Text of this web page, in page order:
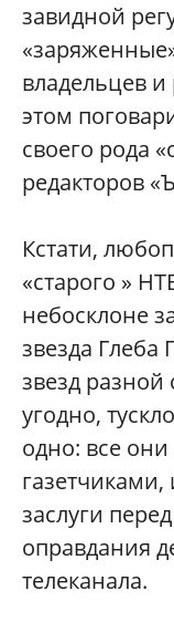
завидной
владельцев
этом
своего рода
редакторов
Кстати,
«старого »
небосклоне
звезда
звезд разной
угодно,
одно: все
заслуги
оправдания
телеканала.